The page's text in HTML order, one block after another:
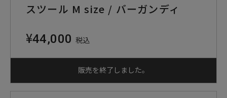
スツール M size / バーガンディ
¥44,000 税込
販売を終了しました。